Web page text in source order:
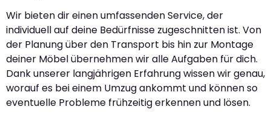
Wir bieten dir einen umfassenden Service, der
individuell auf deine Bedürfnisse zugeschnitten ist. Von
der Planung über den Transport bis hin zur Montage
deiner Möbel übernehmen wir alle Aufgaben für dich.
Dank unserer langjährigen Erfahrung wissen wir genau,
worauf es bei einem Umzug ankommt und können so
eventuelle Probleme frühzeitig erkennen und lösen.